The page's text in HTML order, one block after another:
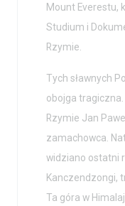
BIPMount Everestu,
Studium i
Rzymie.
Tych sławnych
obojga tragiczna.
Rzymie Jan
zamachowca.
widziano ostatni
Kanczendzongi,
Ta góra w